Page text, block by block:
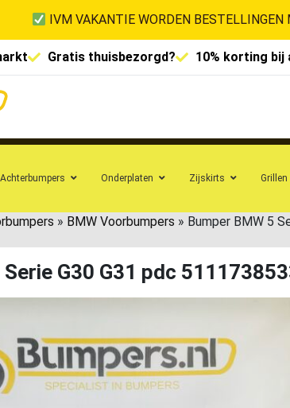
IVM VAKANTIE WORDEN
Gratis thuisbezorgd? 10% korting bij
Achterbumpers Onderplaten Zijskirts Grillen
» BMW Voorbumpers » Bumper BMW 5
Serie G30 G31 pdc